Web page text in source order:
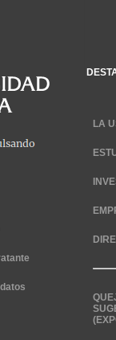
LA